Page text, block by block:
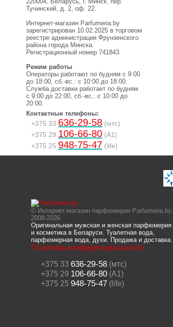
Тучинский, д. 2, оф. 22.
Интернет-магазин Parfumeria.by
зарегистрирован 10.02.2025 в торговом
реестре администрации Фрунзенского
района города Минска.
Регистрационный номер 741843
Режим работы
Операторы работают по будням с 9:00
до 18:00, сб.-вс.: с 10:00 до 18:00.
Служба доставки работает по будням
с 9:00 до 22:00, сб.-вс.: с 10:00 до
20:00.
Контактные телефоны:
+375 33 636-29-58 (мтс)
+375 29 106-66-80 (A1)
+375 25 948-75-47 (life)
© Интернет-магазин парфюмерии Parfumeria.by,
2008-2026
Оригинальная мужская и женская парфюмерия
и косметика в Беларуси. Туалетная вода,
парфюмерная вода, духи. Продажа и доставка.
Политика конфиденциальности
+375 33 636-29-58(мтс)
+375 29 106-66-80(A1)
+375 25 948-75-47(life)